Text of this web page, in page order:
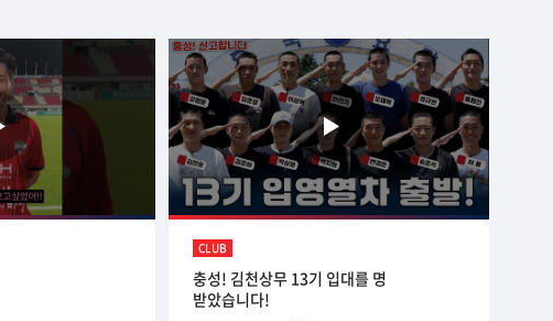
CLUB
충성! 김천상무 13기 입대를 명
받았습니다!